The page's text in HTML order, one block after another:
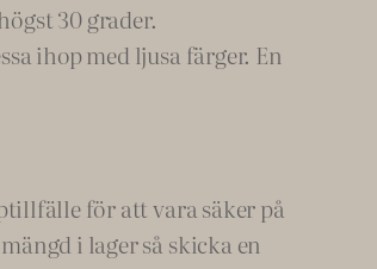
30 grader.
ihop med ljusa färger. En
för att vara säker på
i lager så skicka en